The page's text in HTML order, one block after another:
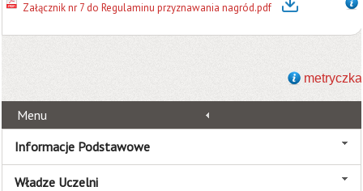
Załącznik nr 7 do Regulaminu przyznawania nagród.pdf
metryczka
Menu
Informacje Podstawowe
Władze Uczelni